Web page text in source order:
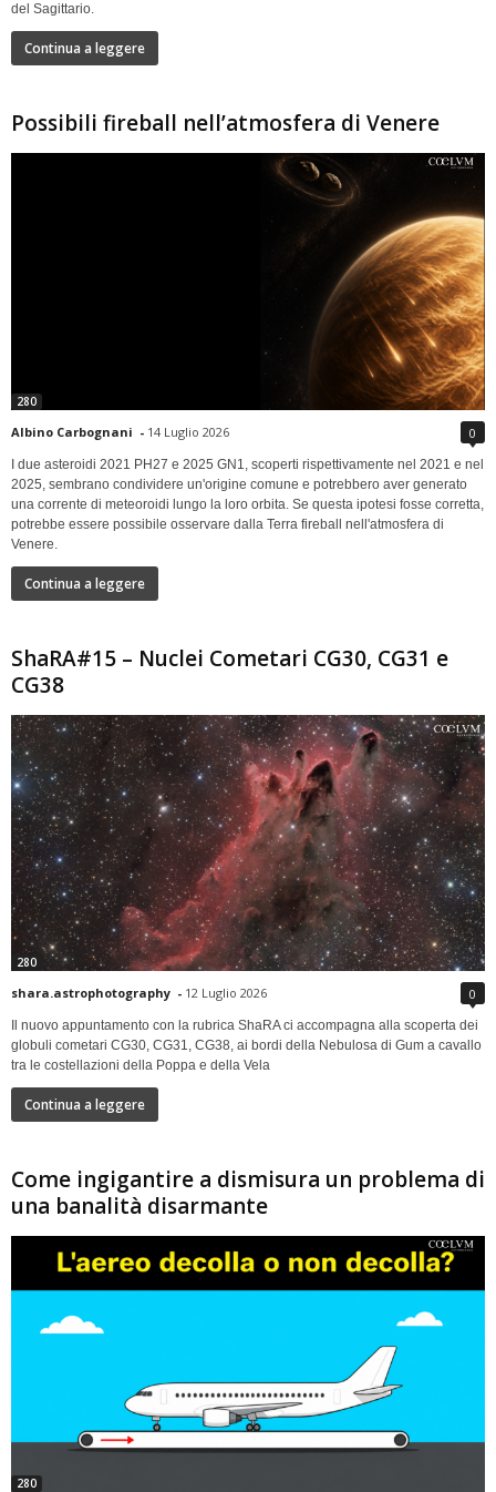
del Sagittario.
Continua a leggere
Possibili fireball nell’atmosfera di Venere
280
Albino Carbognani - 14 Luglio 2026 0
I due asteroidi 2021 PH27 e 2025 GN1, scoperti rispettivamente nel 2021 e nel
2025, sembrano condividere un'origine comune e potrebbero aver generato
una corrente di meteoroidi lungo la loro orbita. Se questa ipotesi fosse corretta,
potrebbe essere possibile osservare dalla Terra fireball nell'atmosfera di
Venere.
Continua a leggere
ShaRA#15 – Nuclei Cometari CG30, CG31 e
CG38
280
shara.astrophotography - 12 Luglio 2026 0
Il nuovo appuntamento con la rubrica ShaRA ci accompagna alla scoperta dei
globuli cometari CG30, CG31, CG38, ai bordi della Nebulosa di Gum a cavallo
tra le costellazioni della Poppa e della Vela
Continua a leggere
Come ingigantire a dismisura un problema di
una banalità disarmante
280